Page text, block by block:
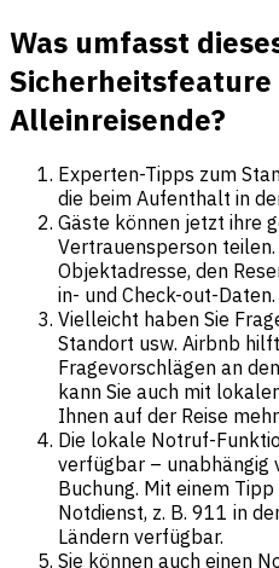
Was umfasst
Alleinreisende?
Experten-Tipps zum
die beim Aufenthalt in
Gäste können jetzt ihre
Vertrauensperson
Objektadresse, den
in- und Check-out-Daten.
Vielleicht haben Sie
Standort usw. Airbnb
Fragevorschlägen an
kann Sie auch mit
Ihnen auf der Reise
Die lokale Notruf-
verfügbar – unabhängig
Buchung. Mit einem
Notdienst, z. B. 911 in
Ländern verfügbar.
Sie können auch einen